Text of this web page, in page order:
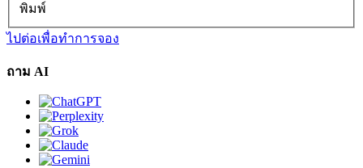
พิมพ์
ไปต่อเพื่อทำการจอง
ถาม AI